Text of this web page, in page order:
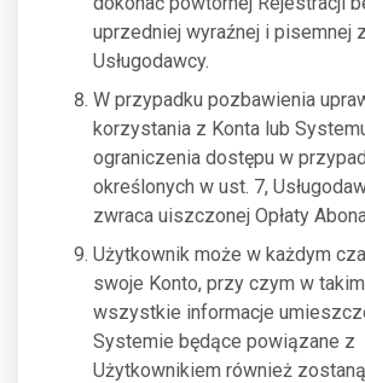
uprzedniej wyraźnej i pisemnej
Usługodawcy.
W przypadku pozbawienia
korzystania z Konta lub
ograniczenia dostępu w
określonych w ust. 7,
zwraca uiszczonej Opłaty
Użytkownik może w każdym
swoje Konto, przy czym w
wszystkie informacje
Systemie będące powiązane z
Użytkownikiem również